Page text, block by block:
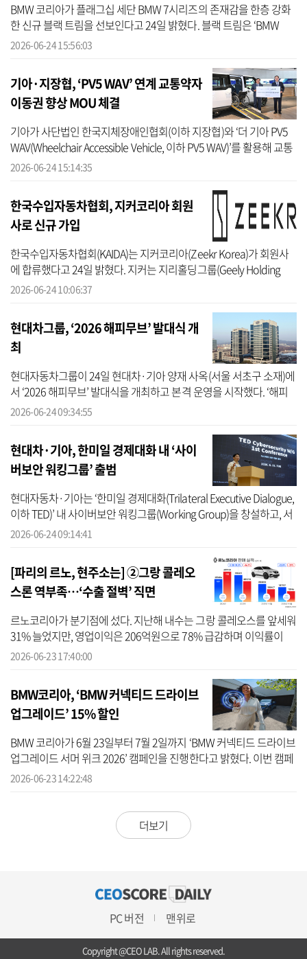
BMW 코리아가 플래그십 세단 BMW 7시리즈의 존재감을 한층 강화
한 신규 블랙 트림을 선보인다고 24일 밝혔다. 블랙 트림은 ‘BMW
740i xDrive M 스포츠 리미티드’와 ‘BMW 740d xDrive M 스포츠’ 두
2026-06-24 15:56:03
기아·지장협, ‘PV5 WAV’ 연계 교통약자
이동권 향상 MOU 체결
기아가 사단법인 한국지체장애인협회(이하 지장협)와 ‘더 기아 PV5
WAV(Wheelchair Accessible Vehicle, 이하 PV5 WAV)’를 활용해 교통
약자 이동 편의 향상에 기여하기 위한 업무협약(MOU)을 체결했다고
2026-06-24 15:14:35
한국수입자동차협회, 지커코리아 회원
사로 신규 가입
한국수입자동차협회(KAIDA)는 지커코리아(Zeekr Korea)가 회원사
에 합류했다고 24일 밝혔다. 지커는 지리홀딩그룹(Geely Holding
Group)이 2014년 4월 15일 만든 럭셔리 테크놀로지 브랜드다. 지난
2026-06-24 10:06:37
현대차그룹, ‘2026 해피무브’ 발대식 개
최
현대자동차그룹이 24일 현대차·기아 양재 사옥(서울 서초구 소재)에
서 ‘2026 해피무브’ 발대식을 개최하고 본격 운영을 시작했다. ‘해피
무브’는 해외 봉사 활동 및 문화 교류 경험을 통해 대학생들이 미래세
2026-06-24 09:34:55
현대차·기아, 한미일 경제대화 내 ‘사이
버보안 워킹그룹’ 출범
현대자동차·기아는 ‘한미일 경제대화(Trilateral Executive Dialogue,
이하 TED)’ 내 사이버보안 워킹그룹(Working Group)을 창설하고, 서
울 서초구 양재동 현대자동차그룹 본사에서 첫 세미나를 개최했다고
2026-06-24 09:14:41
[파리의 르노, 현주소는] ②그랑 콜레오
스론 역부족…‘수출 절벽’ 직면
르노코리아가 분기점에 섰다. 지난해 내수는 그랑 콜레오스를 앞세워
31% 늘었지만, 영업이익은 206억원으로 78% 급감하며 이익률이
1% 아래로 내려갔다. 중견 완성차 3사 중 내수 1위 차종을 보유하고
2026-06-23 17:40:00
BMW코리아, ‘BMW 커넥티드 드라이브
업그레이드’ 15% 할인
BMW 코리아가 6월 23일부터 7월 2일까지 ‘BMW 커넥티드 드라이브
업그레이드 서머 위크 2026’ 캠페인을 진행한다고 밝혔다. 이번 캠페
인은 BMW 커넥티드 드라이브 업그레이드 전 상품을 15% 할인된 가
2026-06-23 14:22:48
더보기
PC 버전 맨위로
Copyright @CEO LAB. All rights reserved.